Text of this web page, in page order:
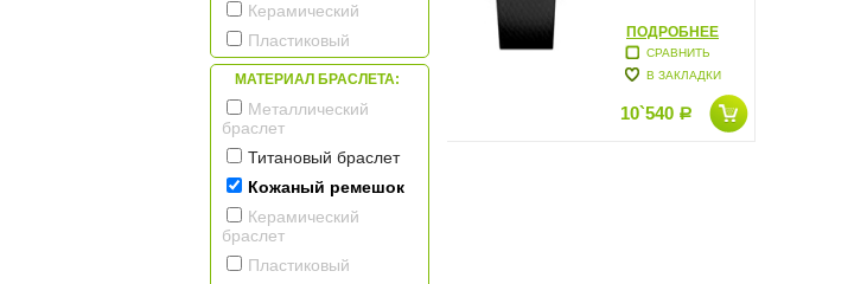
Керамический
Пластиковый
МАТЕРИАЛ БРАСЛЕТА:
Металлический
браслет
Титановый браслет
Кожаный ремешок
Керамический
браслет
Пластиковый
ПОДРОБНЕЕ
СРАВНИТЬ
В ЗАКЛАДКИ
10`540 Р